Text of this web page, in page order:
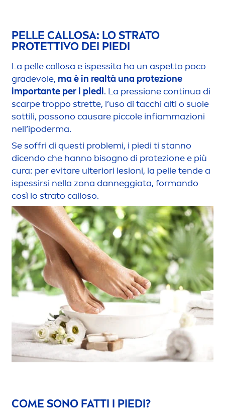
PELLE CALLOSA: LO STRATO
PROTETTIVO DEI PIEDI
La pelle callosa e ispessita ha un aspetto poco
gradevole, ma è in realtà una protezione
importante per i piedi. La pressione continua di
scarpe troppo strette, l’uso di tacchi alti o suole
sottili, possono causare piccole infiammazioni
nell’ipoderma.
Se soffri di questi problemi, i piedi ti stanno
dicendo che hanno bisogno di protezione e più
cura: per evitare ulteriori lesioni, la pelle tende a
ispessirsi nella zona danneggiata, formando
così lo strato calloso.
COME SONO FATTI I PIEDI?